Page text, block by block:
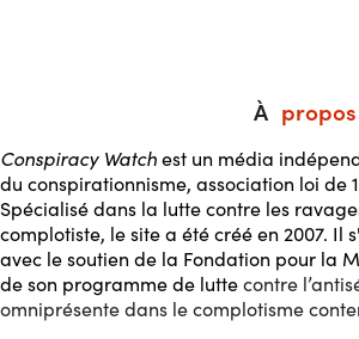
À propos
Conspiracy Watchest un média
du conspirationnisme, association loi de
Spécialisé dans la lutte contre les
complotiste, le site a été créé en 2007. Il
avec le soutien de la Fondation pour la
de son programme de luttecontre
omniprésente dans le complotisme